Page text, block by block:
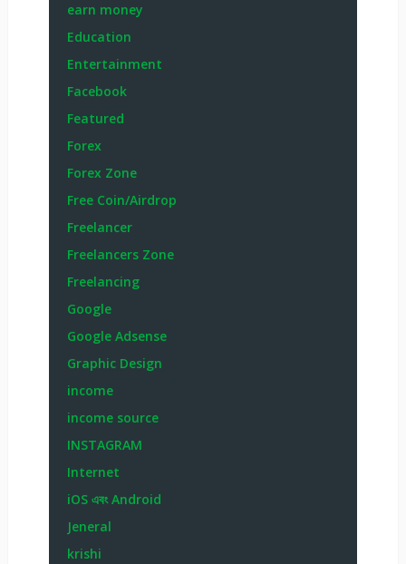
earn money
Education
Entertainment
Facebook
Featured
Forex
Forex Zone
Free Coin/Airdrop
Freelancer
Freelancers Zone
Freelancing
Google
Google Adsense
Graphic Design
income
income source
INSTAGRAM
Internet
iOS এবং Android
Jeneral
krishi